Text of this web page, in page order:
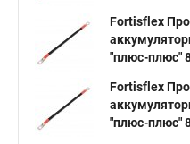
Fortisflex
"плюс-плюс"
Fortisflex
"плюс-плюс"